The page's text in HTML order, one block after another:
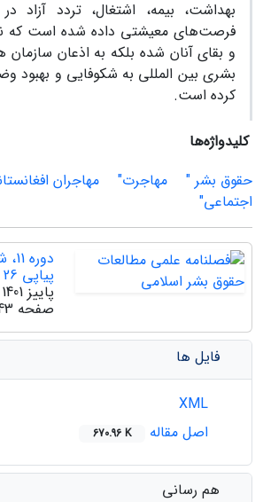
بهداشت، بیمه، اشتغال، تردد آزاد
فرصت‌های معیشتی داده شده است که
و بقای آنان شده بلکه به اذعان
بشری بین المللی به شکوفایی و بهبود
کرده است.
کلیدواژه‌ها
حقوق بشر "
مهاجرت" مهاجران
اجتماعی"
پیاپی 26
پاییز 1401
صفحه
فایل ها
اصل مقاله
670.96 K
هم رسانی